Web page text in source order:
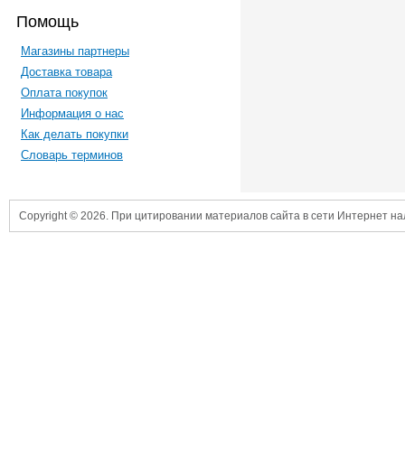
Помощь
Магазины партнеры
Доставка товара
Оплата покупок
Информация о нас
Как делать покупки
Словарь терминов
Copyright © 2026. При цитировании материалов сайта в сети Интернет